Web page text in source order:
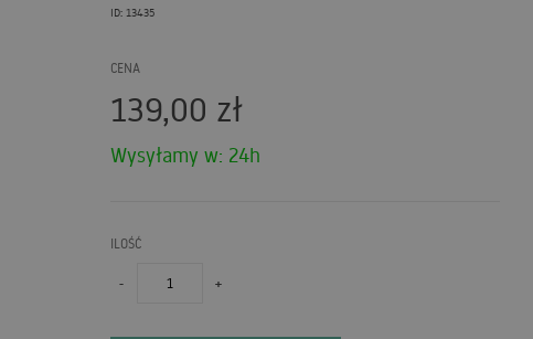
ID: 13435
CENA
139,00 zł
Wysyłamy w: 24h
ILOŚĆ
- +